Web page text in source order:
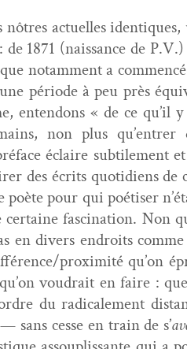
actuelles
1871 (nais­sance de
notam­ment a
péri­ode à peu près
enten­dons « de ce qu’il
non plus
éclaire sub­tile­ment
des écrits quo­ti­di­ens
pour qui poé­tis­er
fas­ci­na­tion. Non
en divers endroits
proximité qu’on
voudrait en faire :
du rad­i­cale­ment
sans cesse en train de s’